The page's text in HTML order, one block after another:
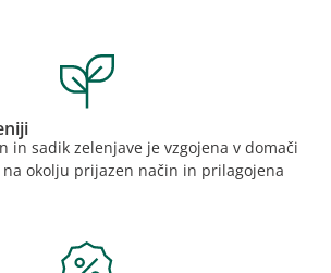
in sadik zelenjave je vzgojena v domači
okolju prijazen način in prilagojena